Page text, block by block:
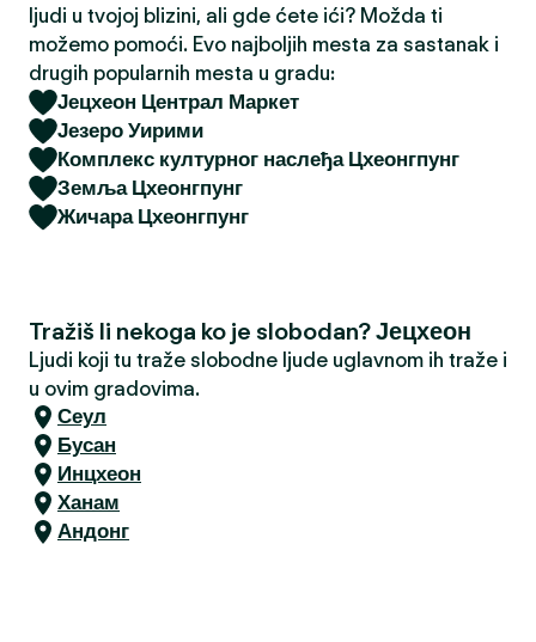
ljudi u tvojoj blizini, ali gde ćete ići? Možda ti
možemo pomoći. Evo najboljih mesta za sastanak i
drugih popularnih mesta u gradu:
Јецхеон Централ Маркет
Језеро Уирими
Комплекс културног наслеђа Цхеонгпунг
Земља Цхеонгпунг
Жичара Цхеонгпунг
Tražiš li nekoga ko je slobodan? Јецхеон
Ljudi koji tu traže slobodne ljude uglavnom ih traže i
u ovim gradovima.
Сеул
Бусан
Инцхеон
Ханам
Андонг